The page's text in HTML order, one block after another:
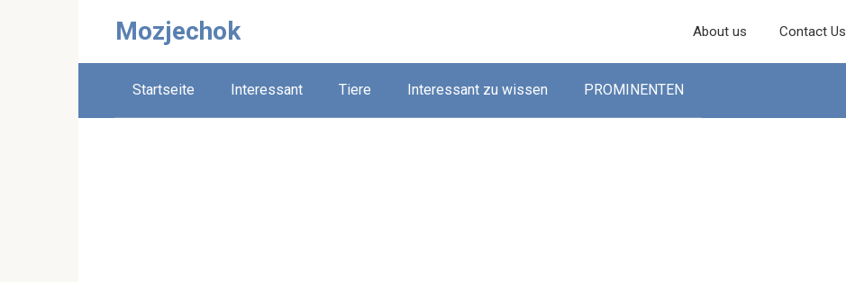
Mozjechok About us Contact Us
Startseite Interessant Tiere Interessant zu wissen PROMINENTEN